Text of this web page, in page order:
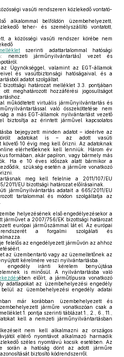
vasúti rendszeren közlekedő vontató-
alkalommal belföldön üzembehelyezett,
teher- és személyszállító vontatott,
a közösségi vasúti rendszer körébe nem
szerinti adattartalommal hatósági
nemzeti járműnyilvántartás) vezet és
Ügynökséggel, valamint az EGT-államok
és vasútbiztonsági hatóságaival, és a
adatot szolgáltat.
bizottsági határozat melléklet 3.3. pontjában
meghatározott hozzáférési jogosultságot
működtetett virtuális járműnyilvántartás és
való összeköttetése nem
a más EGT-államok nyilvántartást vezető
biztosítja az érintett járművel kapcsolatos
bejegyzett minden adatot – ideértve az
törölt adatokat is – az adott vasúti
követő 10 évig meg kell őrizni. Az adatoknak
elérhetőeknek kell lenniük. Három év
formában, akár papíron, vagy bármely más
Ha e 10 éves időszak alatt bármikor a
szükség esetén a járműre vonatkozó
meg kell felelnie a 2011/107/EU
2011/EU bizottsági határozat előírásainak.
járműnyilvántartás adatait a 665/2011/EU
tartalommal és módon szolgáltatja az
helyezésének első engedélyezésekor a
járművet a 2007/756/EK bizottsági határozat
európai járműszámmal lát el. Az európai
rendszerét a forgalmi szolgálati és
felelős az engedélyezett járművön az ahhoz
az üzembentartó vagy az üzemeltetőnek az
kérelmére veszi nyilvántartásba.
engedély iránti kérelem benyújtása
is minősül. A nyilvántartásba való
ében előírt, a járműtípusra vonatkozó
adatlapokat az üzembehelyezési engedély
az üzembehelyezési engedély adatai
már korábban üzembehelyezett és
járműre vonatkozóan csak a
1. pontja szerinti táblázat 1., 2., 6., 11.,
kell a nemzeti járműnyilvántartásban
nem kell alkalmazni az országos
eltérő nyomtávot alkalmazó harmadik
széles nyomtávú kocsik esetében. Az
során a hatóság dönt az adott járműre
biztosító kódrendszerről.